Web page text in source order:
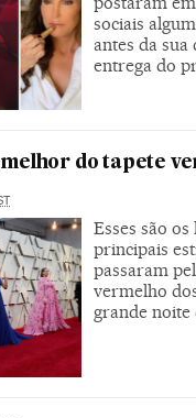
sociais
antes da sua
entrega do
melhor do tapete
Esses são
principais
passaram
vermelho
grande noite